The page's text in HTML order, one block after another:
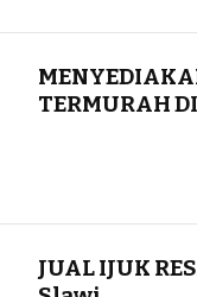
TERMURAH
JUAL IJUK